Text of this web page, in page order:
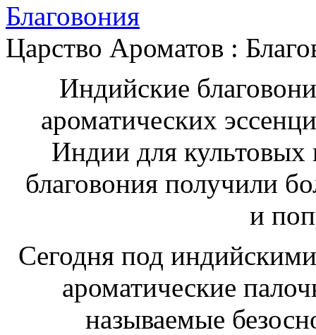
Благовония
Царство Ароматов :
Индийские
ароматических
Индии для
благовония получили
и
Сегодня под
ароматические
называемые